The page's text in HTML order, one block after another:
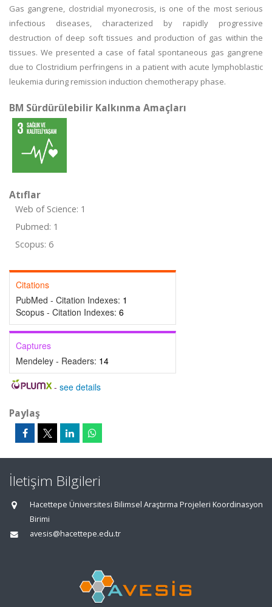
Gas gangrene, clostridial myonecrosis, is one of the most serious
infectious diseases, characterized by rapidly progressive
destruction of deep soft tissues and production of gas within the
tissues. We presented a case of fatal spontaneous gas gangrene
due to Clostridium perfringens in a patient with acute lymphoblastic
leukemia during remission induction chemotherapy phase.
BM Sürdürülebilir Kalkınma Amaçları
Atıflar
Web of Science: 1
Pubmed: 1
Scopus: 6
Citations
PubMed - Citation Indexes: 1
Scopus - Citation Indexes: 6
Captures
Mendeley - Readers: 14
- see details
Paylaş
İletişim Bilgileri
Hacettepe Üniversitesi Bilimsel Araştırma Projeleri Koordinasyon
Birimi
avesis@hacettepe.edu.tr